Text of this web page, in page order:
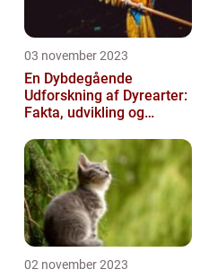
03 november 2023
En Dybdegående
Udforskning af Dyrearter:
Fakta, udvikling og
02 november 2023